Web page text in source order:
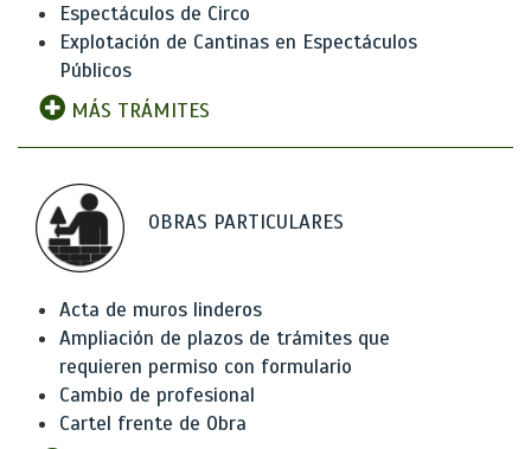
Espectáculos de Circo
Explotación de Cantinas en Espectáculos
Públicos
MÁS TRÁMITES
OBRAS PARTICULARES
Acta de muros linderos
Ampliación de plazos de trámites que
requieren permiso con formulario
Cambio de profesional
Cartel frente de Obra